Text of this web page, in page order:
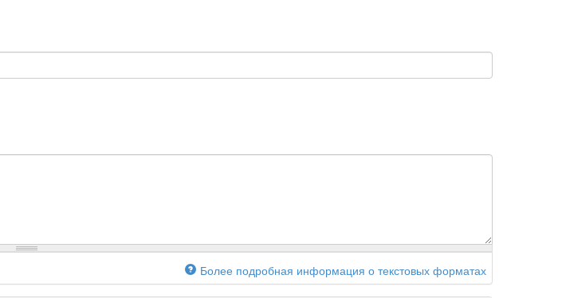
Более подробная информация о текстовых форматах